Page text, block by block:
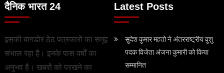
दैनिक भारत 24
इसकी बागडोर ठेठ पत्रकारों का समूह
संभाल रहा है। इनके पास वर्षों का
अनुभव है। खबरों को परखने का
Latest Posts
सुदेश कुमार महतो ने अंतरराष्ट्रीय वुशु
पदक विजेता अंजना कुमारी को किया
सम्मानित